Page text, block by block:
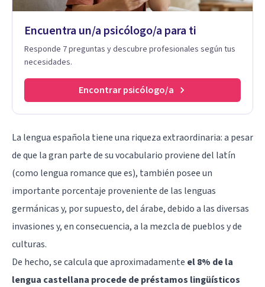
Encuentra un/a psicólogo/a para ti
Responde 7 preguntas y descubre profesionales según tus
necesidades.
Encontrar psicólogo/a
La lengua española tiene una riqueza extraordinaria: a pesar
de que la gran parte de su vocabulario proviene del latín
(como lengua romance que es), también posee un
importante porcentaje proveniente de las lenguas
germánicas y, por supuesto, del árabe, debido a las diversas
invasiones y, en consecuencia, a la mezcla de pueblos y de
culturas.
De hecho, se calcula que aproximadamente el 8% de la
lengua castellana procede de préstamos lingüísticos